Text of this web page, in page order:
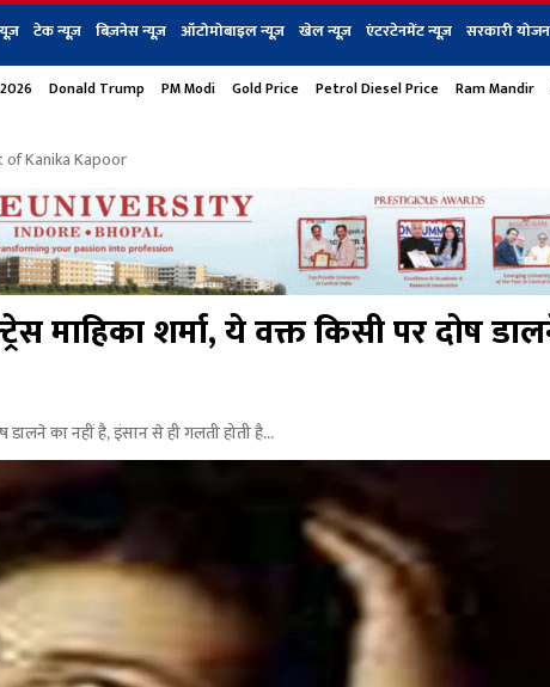
टेक न्यूज़ बिज़नेस न्यूज़ ऑटोमोबाइल न्यूज़ खेल न्यूज़ एंटरटेनमेंट न्यूज़ सरकारी
Originals
Donald Trump PM Modi Gold Price Petrol Diesel Price Ram Mandir
of Kanika Kapoor
माहिका शर्मा, ये वक्त किसी पर दोष
का नहीं है, इंसान से ही गलती होती है...